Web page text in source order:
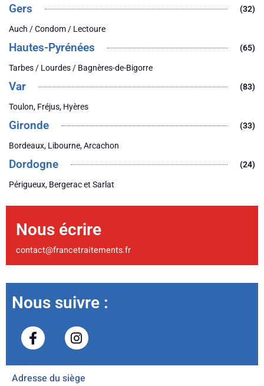
Gers (32)
Auch / Condom / Lectoure
Hautes-Pyrénées (65)
Tarbes / Lourdes / Bagnères-de-Bigorre
Var (83)
Toulon, Fréjus, Hyères
Gironde (33)
Bordeaux, Libourne, Arcachon
Dordogne (24)
Périgueux, Bergerac et Sarlat
Nous écrire
contact@francetraitements.fr
Nous suivre :
Adresse du siège